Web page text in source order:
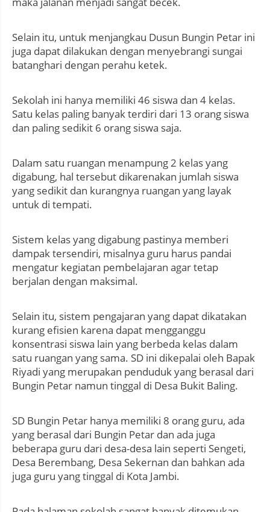
Selain itu, untuk menjangkau Dusun Bungin Petar ini
juga dapat dilakukan dengan menyebrangi sungai
batanghari dengan perahu ketek.
Sekolah ini hanya memiliki 46 siswa dan 4 kelas.
Satu kelas paling banyak terdiri dari 13 orang siswa
dan paling sedikit 6 orang siswa saja.
Dalam satu ruangan menampung 2 kelas yang
digabung, hal tersebut dikarenakan jumlah siswa
yang sedikit dan kurangnya ruangan yang layak
untuk di tempati.
Sistem kelas yang digabung pastinya memberi
dampak tersendiri, misalnya guru harus pandai
mengatur kegiatan pembelajaran agar tetap
berjalan dengan maksimal.
Selain itu, sistem pengajaran yang dapat dikatakan
kurang efisien karena dapat mengganggu
konsentrasi siswa lain yang berbeda kelas dalam
satu ruangan yang sama. SD ini dikepalai oleh Bapak
Riyadi yang merupakan penduduk yang berasal dari
Bungin Petar namun tinggal di Desa Bukit Baling.
SD Bungin Petar hanya memiliki 8 orang guru, ada
yang berasal dari Bungin Petar dan ada juga
beberapa guru dari desa-desa lain seperti Sengeti,
Desa Berembang, Desa Sekernan dan bahkan ada
juga guru yang tinggal di Kota Jambi.